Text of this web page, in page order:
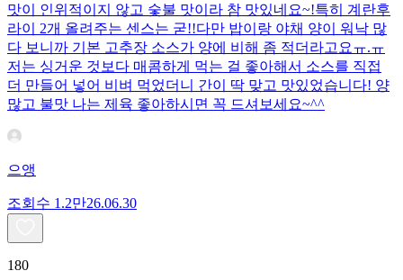
맛이 인위적이지 않고 숯불 맛이라 참 맛있네요~!특히 계란후
라이 2개 올려주는 센스는 굳!! ​다만 밥이랑 야채 양이 워낙 많
다 보니까 기본 고추장 소스가 양에 비해 좀 적더라고요ㅠ.ㅠ
저는 싱거운 것보다 매콤하게 먹는 걸 좋아해서 소스를 직접
더 만들어 넣어 비벼 먹었더니 간이 딱 맞고 맛있었습니다! 양
많고 불맛 나는 제육 좋아하시면 꼭 드셔보세요~^^
으앵
조회수 1.2만26.06.30
180